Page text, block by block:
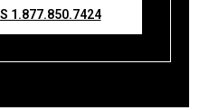
1.877.850.7424